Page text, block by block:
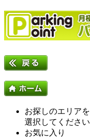
お探しのエリアを
選択してください
お気に入り